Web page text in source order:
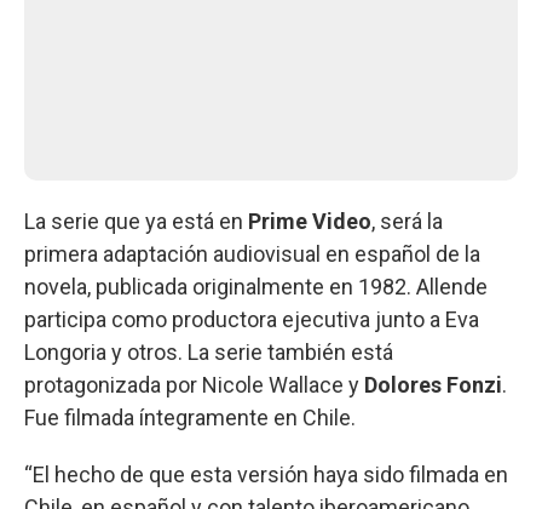
La serie que ya está en Prime Video, será la
primera adaptación audiovisual en español de la
novela, publicada originalmente en 1982. Allende
participa como productora ejecutiva junto a Eva
Longoria y otros. La serie también está
protagonizada por Nicole Wallace y Dolores Fonzi.
Fue filmada íntegramente en Chile.
“El hecho de que esta versión haya sido filmada en